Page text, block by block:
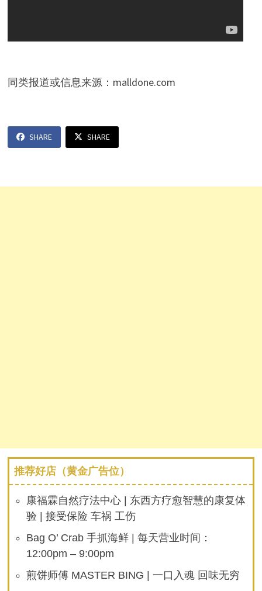
同类报道或信息来源：malldone.com
SHARE SHARE
推荐好店（黄金广告位）
康福霖自然疗法中心 | 东西方疗愈智慧的康复体
验 | 接受保险 车祸 工伤
Bag O’ Crab 手抓海鲜 | 每天营业时间：
12:00pm – 9:00pm
煎饼师傅 MASTER BING | 一口入魂 回味无穷